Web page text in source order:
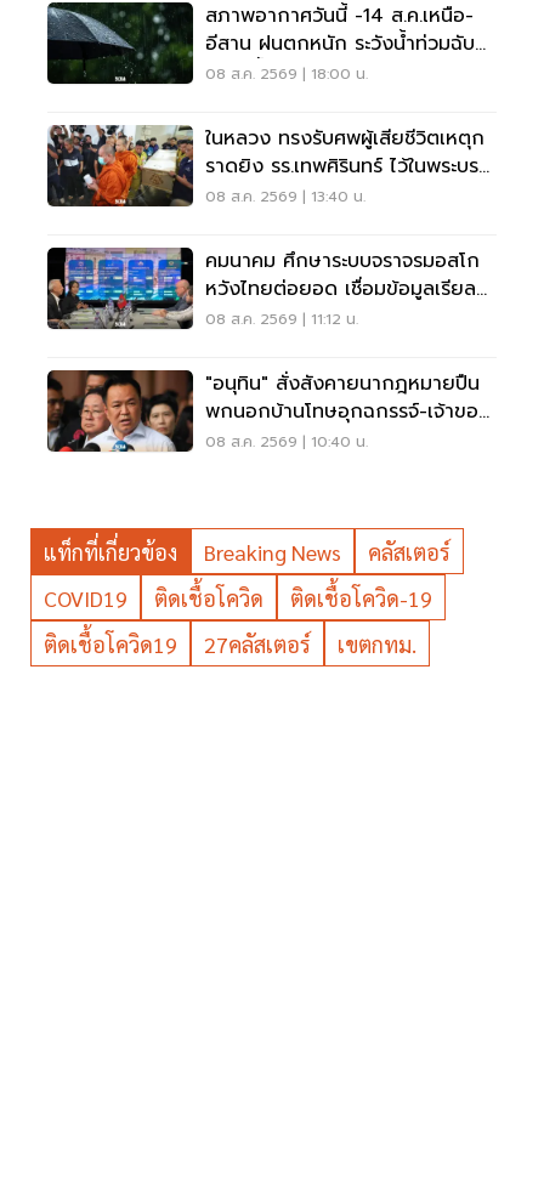
สภาพอากาศวันนี้ -14 ส.ค.เหนือ-
อีสาน ฝนตกหนัก ระวังน้ำท่วมฉับ
พลัน น้ำป่าไหลหลาก
08 ส.ค. 2569 | 18:00 น.
ในหลวง ทรงรับศพผู้เสียชีวิตเหตุก
ราดยิง รร.เทพศิรินทร์ ไว้ในพระบรม
ราชานุเคราะห์
08 ส.ค. 2569 | 13:40 น.
คมนาคม ศึกษาระบบจราจรมอสโก
หวังไทยต่อยอด เชื่อมข้อมูลเรียล
ไทม์ แก้รถติด
08 ส.ค. 2569 | 11:12 น.
"อนุทิน" สั่งสังคายนากฎหมายปืน
พกนอกบ้านโทษอุกฉกรรจ์-เจ้าของ
โดนหนัก
08 ส.ค. 2569 | 10:40 น.
แท็กที่เกี่ยวข้อง Breaking News
คลัสเตอร์
COVID19
ติดเชื้อโควิด
ติดเชื้อโควิด-19
ติดเชื้อโควิด19
27คลัสเตอร์ เขตกทม.